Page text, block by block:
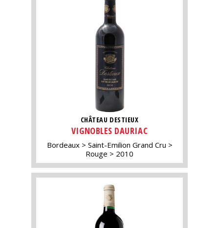
CHÂTEAU DESTIEUX
VIGNOBLES DAURIAC
Bordeaux
Saint-Emilion Grand Cru
Rouge
2010